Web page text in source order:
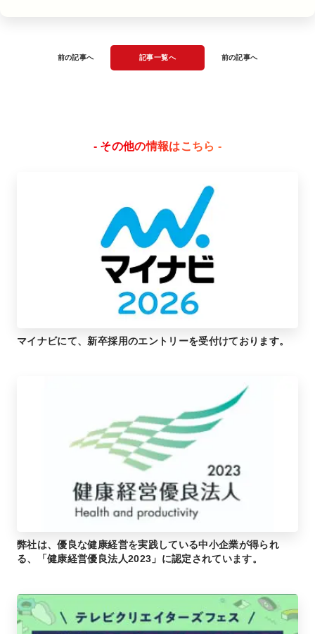
前の記事へ 記事一覧へ 前の記事へ
- その他の情報はこちら -
マイナビにて、新卒採用のエントリーを受付けております。
弊社は、優良な健康経営を実践している中小企業が得られ
る、「健康経営優良法人2023」に認定されています。